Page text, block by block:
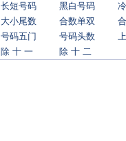
长短号码 黑白号码
大小尾数 合数单双
号码五门 号码头数
除 十 一 除 十 二